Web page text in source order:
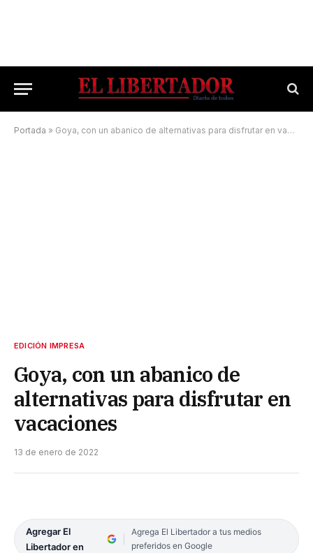
Portada » Goya, con un abanico de alternativas para disfrutar en vacaciones
EDICIÓN IMPRESA
Goya, con un abanico de
alternativas para disfrutar en
vacaciones
13 de enero de 2022
Agregar El
Libertador en
Agrega El Libertador a tus medios
preferidos en Google